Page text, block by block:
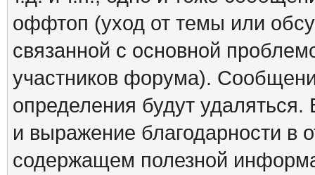
оффтоп (уход от темы или
связанной с основной
участников форума).
определения будут
и выражение благодарности в
содержащем полезной